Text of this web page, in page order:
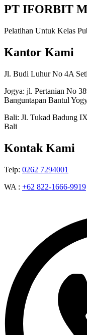
PT IFORBIT
Pelatihan Untuk Kelas
Kantor Kami
Jl. Budi Luhur No 4A
Jogya: jl. Pertanian No
Banguntapan Bantul
Bali: Jl. Tukad Badung
Bali
Kontak Kami
Telp: 0262 7294001
WA : +62 822-1666-9919